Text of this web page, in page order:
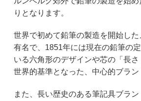
りとなります。
世界で初めて鉛筆の製造を開始し
有名で、1851年には現在の鉛筆の
いる六角形のデザインや芯の「長
世界的基準となった、中心的ブラン
また、長い歴史のある筆記具ブラン